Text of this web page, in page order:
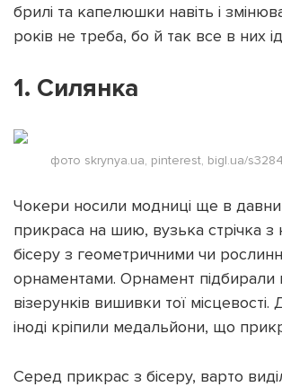
Політика конфіденційності
брилі та капелюшки навіть і
років не треба, бо й так все в них
1. Силянка
фото skrynya.ua, pinterest, bigl.ua/
Чокери носили модниці ще в
прикраса на шию, вузька стрічка з
бісеру з геометричними чи
орнаментами. Орнамент підбирали
візерунків вишивки тої місцевості.
іноді кріпили медальйони, що
Серед прикрас з бісеру, варто